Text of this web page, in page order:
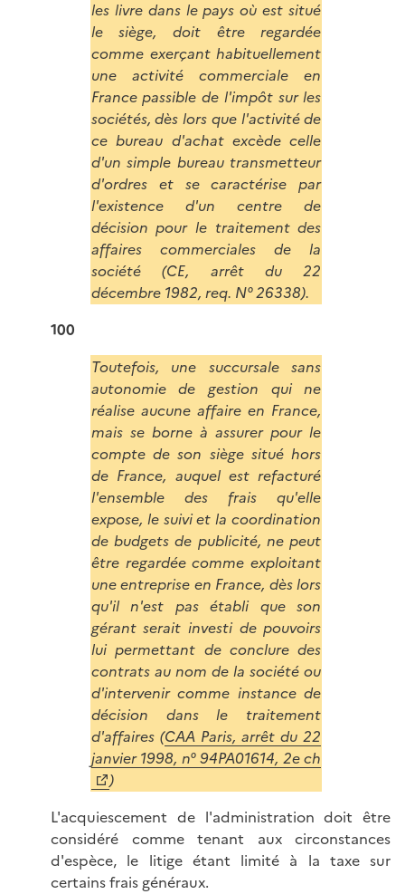
les livre dans le pays où est situé
le siège, doit être regardée
comme exerçant habituellement
une activité commerciale en
France passible de l'impôt sur les
sociétés, dès lors que l'activité de
ce bureau d'achat excède celle
d'un simple bureau transmetteur
d'ordres et se caractérise par
l'existence d'un centre de
décision pour le traitement des
affaires commerciales de la
société (CE, arrêt du 22
décembre 1982, req. N° 26338).
100
Toutefois, une succursale sans
autonomie de gestion qui ne
réalise aucune affaire en France,
mais se borne à assurer pour le
compte de son siège situé hors
de France, auquel est refacturé
l'ensemble des frais qu'elle
expose, le suivi et la coordination
de budgets de publicité, ne peut
être regardée comme exploitant
une entreprise en France, dès lors
qu'il n'est pas établi que son
gérant serait investi de pouvoirs
lui permettant de conclure des
contrats au nom de la société ou
d'intervenir comme instance de
décision dans le traitement
d'affaires (CAA Paris, arrêt du 22
janvier 1998, n° 94PA01614, 2e ch
)
L'acquiescement de l'administration doit être
considéré comme tenant aux circonstances
d'espèce, le litige étant limité à la taxe sur
certains frais généraux.